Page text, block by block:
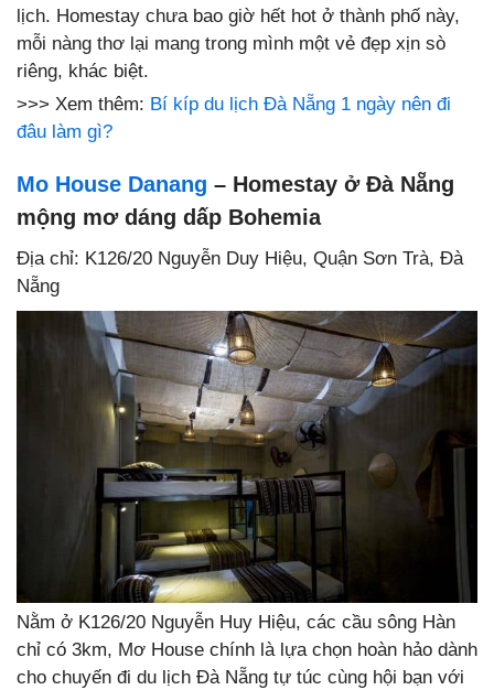
lịch. Homestay chưa bao giờ hết hot ở thành phố này,
mỗi nàng thơ lại mang trong mình một vẻ đẹp xịn sò
riêng, khác biệt.
>>> Xem thêm: Bí kíp du lịch Đà Nẵng 1 ngày nên đi
đâu làm gì?
Mo House Danang – Homestay ở Đà Nẵng
mộng mơ dáng dấp Bohemia
Địa chỉ: K126/20 Nguyễn Duy Hiệu, Quận Sơn Trà, Đà
Nẵng
Nằm ở K126/20 Nguyễn Huy Hiệu, các cầu sông Hàn
chỉ có 3km, Mơ House chính là lựa chọn hoàn hảo dành
cho chuyến đi du lịch Đà Nẵng tự túc cùng hội bạn với